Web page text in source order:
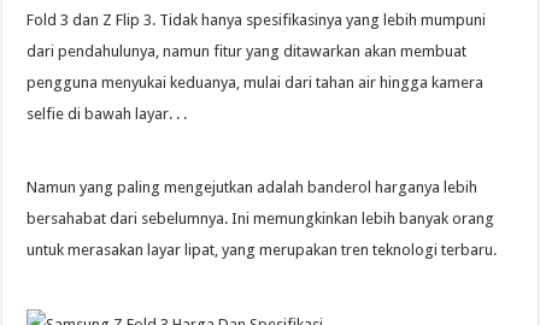
Fold 3 dan Z Flip 3. Tidak hanya spesifikasinya yang lebih mumpuni
dari pendahulunya, namun fitur yang ditawarkan akan membuat
pengguna menyukai keduanya, mulai dari tahan air hingga kamera
selfie di bawah layar. . .
Namun yang paling mengejutkan adalah banderol harganya lebih
bersahabat dari sebelumnya. Ini memungkinkan lebih banyak orang
untuk merasakan layar lipat, yang merupakan tren teknologi terbaru.